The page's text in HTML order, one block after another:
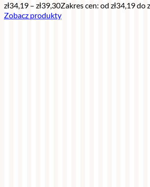
zł34,19 – zł39,30Zakres cen: od zł34,19 do
Zobacz produkty